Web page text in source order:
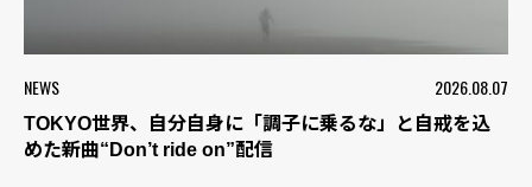
NEWS 2026.08.07
TOKYO世界、自分自身に「調子に乗るな」と自戒を込
めた新曲“Don’t ride on”配信